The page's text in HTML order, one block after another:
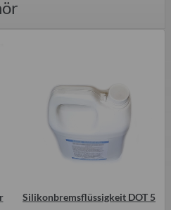
Silikonbremsflüssigkeit DOT 5